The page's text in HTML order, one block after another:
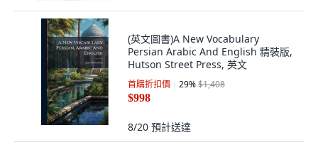
(英文圖書)A New Vocabulary
Persian Arabic And English 精裝版,
Hutson Street Press, 英文
首購折扣價 29%$1,408
$998
8/20 預計送達